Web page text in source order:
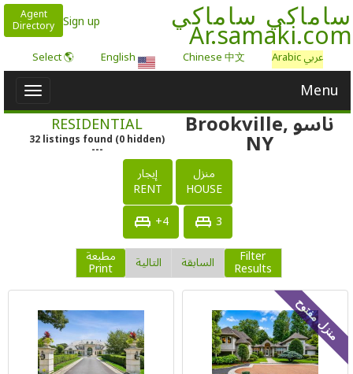
ساماكي ساماكي
Ar.samaki.com
Sign up
Agent
Directory
عربي Arabic Chinese 中文
English
🌎 Select
Toggle Menu
ناسو Brookville,
NY
RESIDENTIAL
32listings found (0hidden)
---
منزل
HOUSE
إيجار
RENT
3
4+
Filter
Results السابقة التالية مطبعة
Print
منزل مفتوح